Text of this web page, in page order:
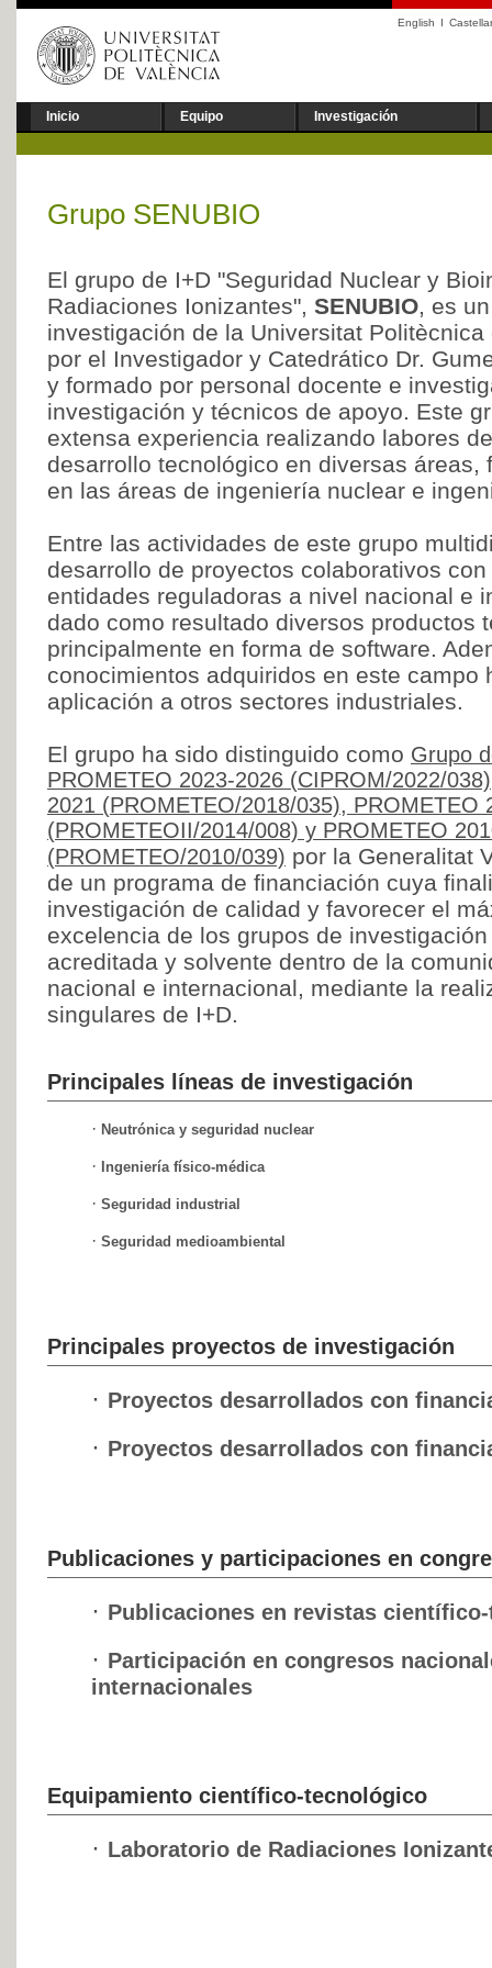
English I
Inicio Equipo Investigación
Grupo SENUBIO
El grupo de I+D "Seguridad Nuclear y
Radiaciones Ionizantes", SENUBIO, es
investigación de la Universitat
por el Investigador y Catedrático Dr.
y formado por personal docente e
investigación y técnicos de apoyo. Este
extensa experiencia realizando labores
desarrollo tecnológico en diversas áreas,
en las áreas de ingeniería nuclear e
Entre las actividades de este grupo
desarrollo de proyectos colaborativos
entidades reguladoras a nivel nacional e
dado como resultado diversos productos
principalmente en forma de software.
conocimientos adquiridos en este campo
aplicación a otros sectores industriales.
El grupo ha sido distinguido como Grupo
PROMETEO 2023-2026 (CIPROM/2022/
2021 (PROMETEO/2018/035), PROMETEO
(PROMETEOII/2014/008) y PROMETEO
(PROMETEO/2010/039) por la Generalitat
de un programa de financiación cuya
investigación de calidad y favorecer el
excelencia de los grupos de
acreditada y solvente dentro de la
nacional e internacional, mediante la
singulares de I+D.
Principales líneas de investigación
· Neutrónica y seguridad nuclear
· Ingeniería físico-médica
· Seguridad industrial
· Seguridad medioambiental
Principales proyectos de investigación
· Proyectos desarrollados con
· Proyectos desarrollados con
Publicaciones y participaciones en
· Publicaciones en revistas
· Participación en congresos
internacionales
Equipamiento científico-tecnológico
· Laboratorio de Radiaciones